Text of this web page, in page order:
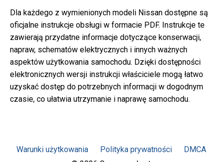
Dla każdego z wymienionych modeli Nissan dostępne są
oficjalne instrukcje obsługi w formacie PDF. Instrukcje te
zawierają przydatne informacje dotyczące konserwacji,
napraw, schematów elektrycznych i innych ważnych
aspektów użytkowania samochodu. Dzięki dostępności
elektronicznych wersji instrukcji właściciele mogą łatwo
uzyskać dostęp do potrzebnych informacji w dogodnym
czasie, co ułatwia utrzymanie i naprawę samochodu.
Warunki użytkowania Polityka prywatności
DMCA